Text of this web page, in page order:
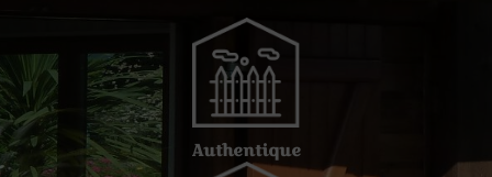
Authentique